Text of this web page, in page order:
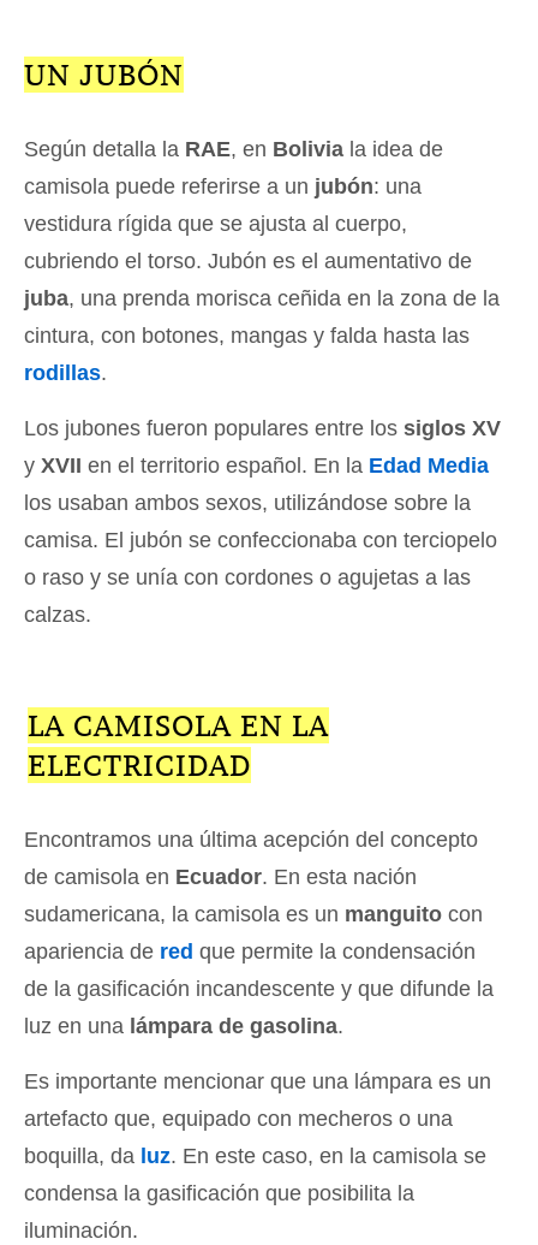
UN JUBÓN
Según detalla la RAE, en Bolivia la idea de
camisola puede referirse a un jubón: una
vestidura rígida que se ajusta al cuerpo,
cubriendo el torso. Jubón es el aumentativo de
juba, una prenda morisca ceñida en la zona de la
cintura, con botones, mangas y falda hasta las
rodillas.
Los jubones fueron populares entre los siglos XV
y XVII en el territorio español. En la Edad Media
los usaban ambos sexos, utilizándose sobre la
camisa. El jubón se confeccionaba con terciopelo
o raso y se unía con cordones o agujetas a las
calzas.
LA CAMISOLA EN LA
ELECTRICIDAD
Encontramos una última acepción del concepto
de camisola en Ecuador. En esta nación
sudamericana, la camisola es un manguito con
apariencia de red que permite la condensación
de la gasificación incandescente y que difunde la
luz en una lámpara de gasolina.
Es importante mencionar que una lámpara es un
artefacto que, equipado con mecheros o una
boquilla, da luz. En este caso, en la camisola se
condensa la gasificación que posibilita la
iluminación.